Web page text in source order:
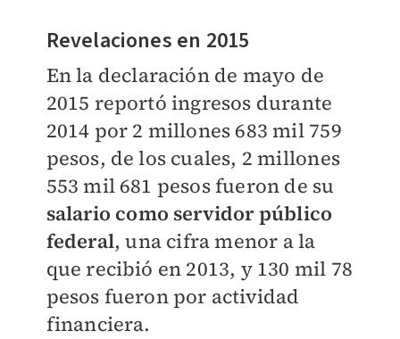
Revelaciones en 2015
En la declaración de mayo de
2015 reportó ingresos durante
2014 por 2 millones 683 mil 759
pesos, de los cuales, 2 millones
553 mil 681 pesos fueron de su
salario como servidor público
federal, una cifra menor a la
que recibió en 2013, y 130 mil 78
pesos fueron por actividad
financiera.